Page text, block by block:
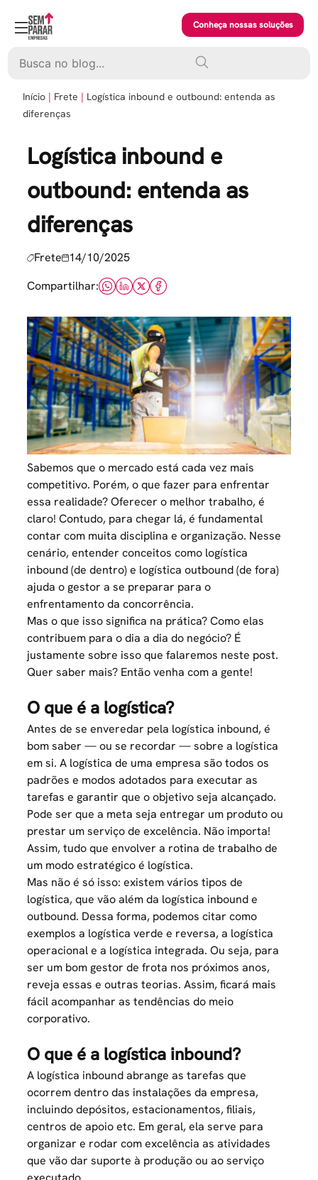
content
Conheça nossas soluções
Início Frete
Logística inbound e outbound: entenda as
diferenças
Logística inbound e
outbound: entenda as
diferenças
Frete 14/10/2025
Compartilhar:
Sabemos que o mercado está cada vez mais
competitivo. Porém, o que fazer para enfrentar
essa realidade? Oferecer o melhor trabalho, é
claro! Contudo, para chegar lá, é fundamental
contar com muita disciplina e organização. Nesse
cenário, entender conceitos como logística
inbound (de dentro) e logística outbound (de fora)
ajuda o gestor a se preparar para o
enfrentamento da concorrência.
Mas o que isso significa na prática? Como elas
contribuem para o dia a dia do negócio? É
justamente sobre isso que falaremos neste post.
Quer saber mais? Então venha com a gente!
O que é a logística?
Antes de se enveredar pela logística inbound, é
bom saber — ou se recordar — sobre a logística
em si. A logística de uma empresa são todos os
padrões e modos adotados para executar as
tarefas e garantir que o objetivo seja alcançado.
Pode ser que a meta seja entregar um produto ou
prestar um serviço de excelência. Não importa!
Assim, tudo que envolver a rotina de trabalho de
um modo estratégico é logística.
Mas não é só isso: existem vários tipos de
logística, que vão além da logística inbound e
outbound. Dessa forma, podemos citar como
exemplos a logística verde e reversa, a logística
operacional e a logística integrada. Ou seja, para
ser um bom gestor de frota nos próximos anos,
reveja essas e outras teorias. Assim, ficará mais
fácil acompanhar as tendências do meio
corporativo.
O que é a logística inbound?
A logística inbound abrange as tarefas que
ocorrem dentro das instalações da empresa,
incluindo depósitos, estacionamentos, filiais,
centros de apoio etc. Em geral, ela serve para
organizar e rodar com excelência as atividades
que vão dar suporte à produção ou ao serviço